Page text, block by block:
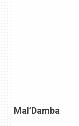
Mal’Damba